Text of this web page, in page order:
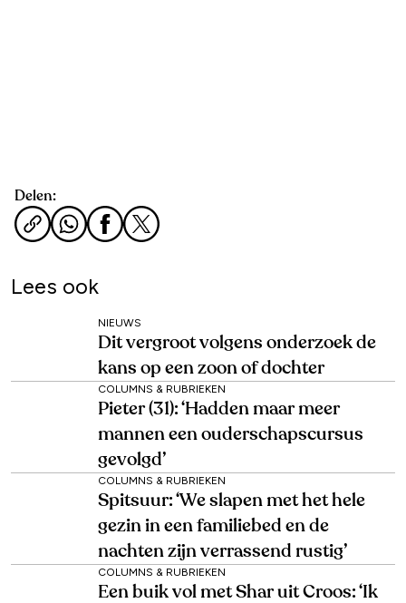
Delen:
Lees ook
NIEUWS
Dit vergroot volgens onderzoek de
kans op een zoon of dochter
COLUMNS & RUBRIEKEN
Pieter (31): ‘Hadden maar meer
mannen een ouderschapscursus
gevolgd’
COLUMNS & RUBRIEKEN
Spitsuur: ‘We slapen met het hele
gezin in een familiebed en de
nachten zijn verrassend rustig’
COLUMNS & RUBRIEKEN
Een buik vol met Shar uit Croos: ‘Ik